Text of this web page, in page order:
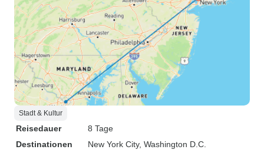
Stadt & Kultur
Reisedauer
8 Tage
Destinationen
New York City, Washington D.C.